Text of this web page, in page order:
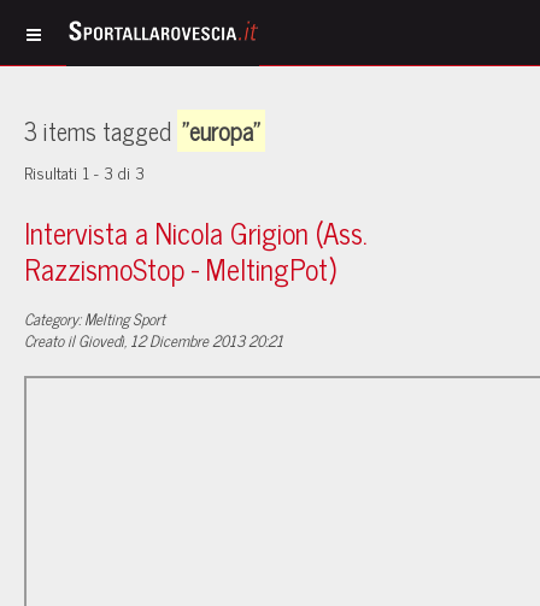
3 items tagged "europa"
Risultati 1 - 3 di 3
Intervista a Nicola Grigion (Ass.
RazzismoStop - MeltingPot)
Category: Melting Sport
Creato il Giovedì, 12 Dicembre 2013 20:21